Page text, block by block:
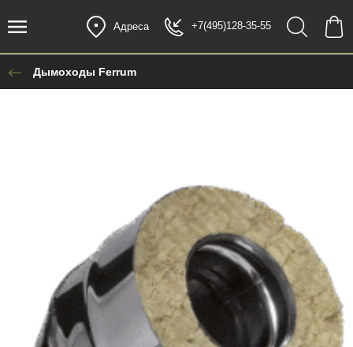
Адреса +7(495)128-35-55
Дымоходы Ferrum